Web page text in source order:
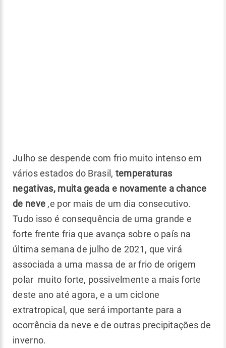
Julho se despende com frio muito intenso em
vários estados do Brasil, temperaturas
negativas, muita geada e novamente a chance
de neve ,e por mais de um dia consecutivo.
Tudo isso é consequência de uma grande e
forte frente fria que avança sobre o país na
última semana de julho de 2021, que virá
associada a uma massa de ar frio de origem
polar muito forte, possivelmente a mais forte
deste ano até agora, e a um ciclone
extratropical, que será importante para a
ocorrência da neve e de outras precipitações de
inverno.